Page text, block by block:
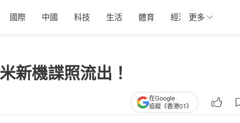
國際 中國 科技 生活 體育 經濟 01深圳
更多
新機諜照流出！
在Google
追蹤《香港01》